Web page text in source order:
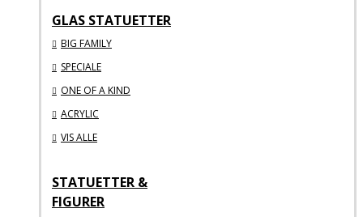
GLAS STATUETTER
BIG FAMILY
SPECIALE
ONE OF A KIND
ACRYLIC
VIS ALLE
STATUETTER &
FIGURER